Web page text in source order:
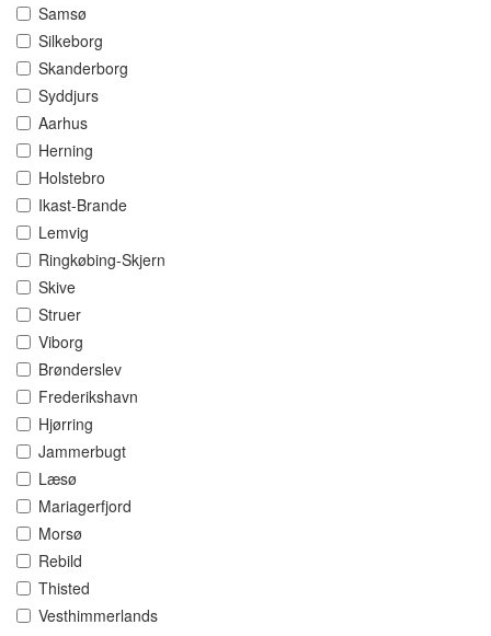
Samsø
Silkeborg
Skanderborg
Syddjurs
Aarhus
Herning
Holstebro
Ikast-Brande
Lemvig
Ringkøbing-Skjern
Skive
Struer
Viborg
Brønderslev
Frederikshavn
Hjørring
Jammerbugt
Læsø
Mariagerfjord
Morsø
Rebild
Thisted
Vesthimmerlands